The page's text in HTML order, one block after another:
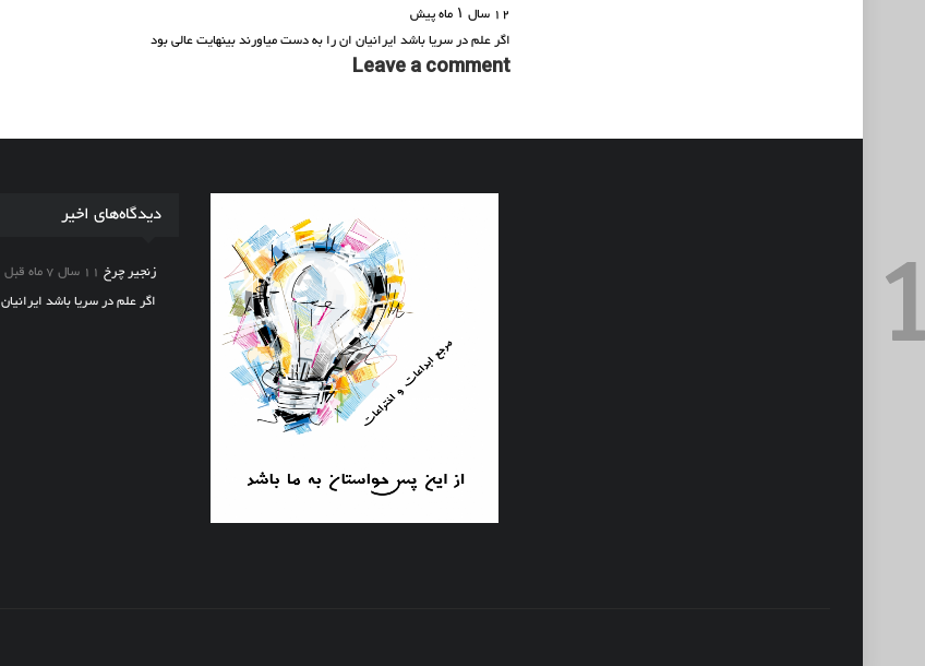
12 سال ۱ ماه پیش
اگر علم در سریا باشد ایرانیان ان را به دست میاورند بینهایت عالی بود
Leave a comment
دیدگاه‌های اخیر
زنجیر چرخ 11 سال 7 ماه قبل
اگر علم در سریا باشد ایرانیان